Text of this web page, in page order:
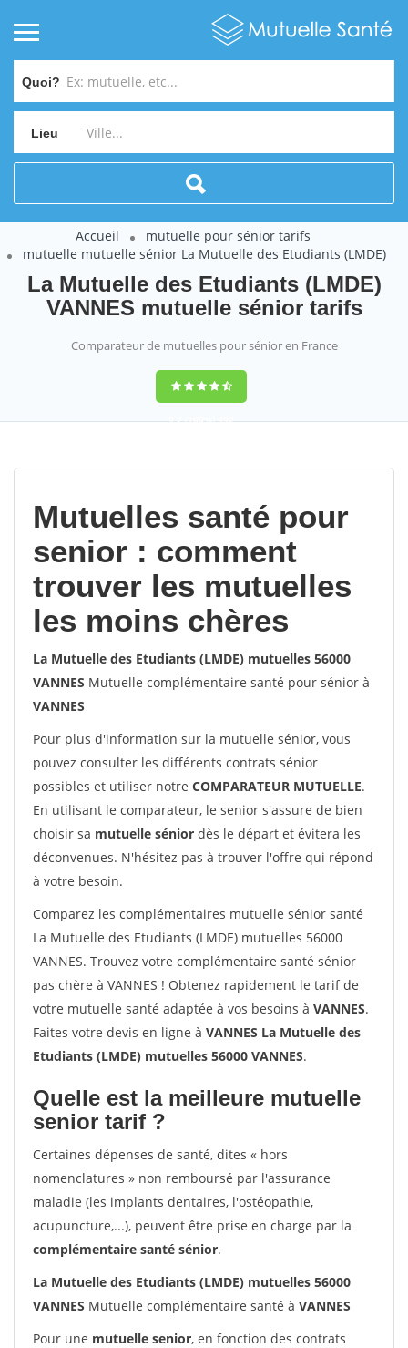
Quoi?
Lieu
Accueil
mutuelle pour sénior tarifs
mutuelle mutuelle sénior La Mutuelle des Etudiants (LMDE)
La Mutuelle des Etudiants (LMDE)
VANNES mutuelle sénior tarifs
Comparateur de mutuelles pour sénior en France
9,2(100%)452
Mutuelles santé pour
senior : comment
trouver les mutuelles
les moins chères
La Mutuelle des Etudiants (LMDE) mutuelles 56000
VANNES Mutuelle complémentaire santé pour sénior à
VANNES
Pour plus d'information sur la mutuelle sénior, vous
pouvez consulter les différents contrats sénior
possibles et utiliser notre COMPARATEUR MUTUELLE.
En utilisant le comparateur, le senior s'assure de bien
choisir sa mutuelle sénior dès le départ et évitera les
déconvenues. N'hésitez pas à trouver l'offre qui répond
à votre besoin.
Comparez les complémentaires mutuelle sénior santé
La Mutuelle des Etudiants (LMDE) mutuelles 56000
VANNES. Trouvez votre complémentaire santé sénior
pas chère à VANNES ! Obtenez rapidement le tarif de
votre mutuelle santé adaptée à vos besoins à VANNES.
Faites votre devis en ligne à VANNES La Mutuelle des
Etudiants (LMDE) mutuelles 56000 VANNES.
Quelle est la meilleure mutuelle
senior tarif ?
Certaines dépenses de santé, dites « hors
nomenclatures » non remboursé par l'assurance
maladie (les implants dentaires, l'ostéopathie,
acupuncture,...), peuvent être prise en charge par la
complémentaire santé sénior.
La Mutuelle des Etudiants (LMDE) mutuelles 56000
VANNES Mutuelle complémentaire santé à VANNES
Pour une mutuelle senior, en fonction des contrats